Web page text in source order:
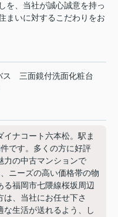
を、当社が誠心誠意を持っ
まいに対するこだわりをお
ス
三面鏡付洗面化粧台
ナコート六本松。駅ま
です。多くの方に好評
力の中古マンションで
ニーズの高い価格帯の物
る福岡市七隈線桜坂周辺
は、当社にお任せ下さ
な生活が送れるよう、し